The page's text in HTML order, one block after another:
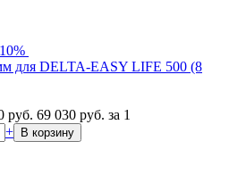
для DELTA-EASY LIFE 500 (8
руб. 69 030 руб. за 1
+ В корзину